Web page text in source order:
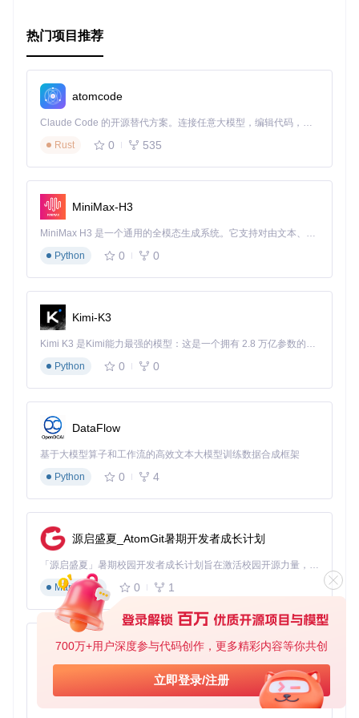
700万+用户深度参与代码创作，更多精彩内容等你共创
立即登录/注册
热门项目推荐
atomcode
Claude Code 的开源替代方案。连接任意大模型，编辑代码，运行命令，自动验证 — 全自动执行。用 Rust 构建，极致性能。 ｜ An open-source alternative to Claude Code. Connect any LLM, edit code, run commands, and verify changes — autonomously. Built in Rust for speed. Get Started
Rust
0 535
MiniMax-H3
MiniMax H3 是一个通用的全模态生成系统。它支持对由文本、图像、视频和音频组成的多模态上下文进行统一理解，并能生成分辨率高达 2K、时长可达 15 秒的带原生立体声音频的视频。得益于面向任务泛化的系统设计，H3 在预训练阶段就已具备广泛的多模态上下文理解与生成能力，能够出色地执行复杂的多模态指令。
Python
0 0
Kimi-K3
Kimi K3 是Kimi能力最强的模型：这是一个拥有 2.8 万亿参数的混合专家（MoE）模型，具备原生视觉理解能力，并支持 100 万 token 的上下文窗口。
Python
0 0
DataFlow
基于大模型算子和工作流的高效文本大模型训练数据合成框架
Python
0 4
源启盛夏_AtomGit暑期开发者成长计划
「源启盛夏」暑期校园开发者成长计划旨在激活校园开源力量，通过积分激励、认证扶持、资源倾斜等形式，引导高校组织和开发者完成「入驻 — 建项目 — 做贡献 — 获认证 — 得资源」的完整闭环。无论你是想带领社团入驻平台的组织者，还是希望用代码贡献证明自己的开发者，都能在这里找到属于你的成长路径。
Markdown
0 1
py-xiaozhi
基于Python的Xiaozhi AI，适用于想要完整Xiaozhi体验而无需拥有专用硬件的用户。
Python
0 1